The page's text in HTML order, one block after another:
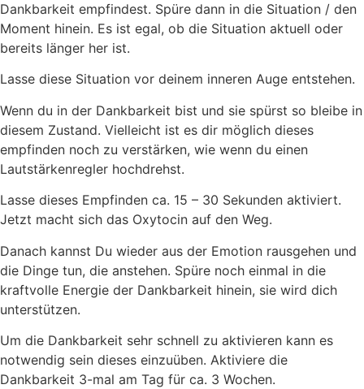
Dankbarkeit empfindest. Spüre dann in die Situation / den
Moment hinein. Es ist egal, ob die Situation aktuell oder
bereits länger her ist.
Lasse diese Situation vor deinem inneren Auge entstehen.
Wenn du in der Dankbarkeit bist und sie spürst so bleibe in
diesem Zustand. Vielleicht ist es dir möglich dieses
empfinden noch zu verstärken, wie wenn du einen
Lautstärkenregler hochdrehst.
Lasse dieses Empfinden ca. 15 – 30 Sekunden aktiviert.
Jetzt macht sich das Oxytocin auf den Weg.
Danach kannst Du wieder aus der Emotion rausgehen und
die Dinge tun, die anstehen. Spüre noch einmal in die
kraftvolle Energie der Dankbarkeit hinein, sie wird dich
unterstützen.
Um die Dankbarkeit sehr schnell zu aktivieren kann es
notwendig sein dieses einzuüben. Aktiviere die
Dankbarkeit 3-mal am Tag für ca. 3 Wochen.